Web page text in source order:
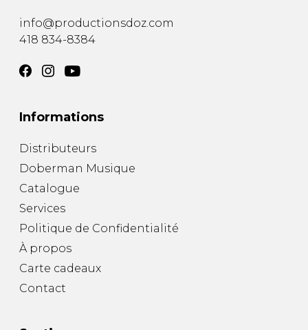
info@productionsdoz.com
418 834-8384
Informations
Distributeurs
Doberman Musique
Catalogue
Services
Politique de Confidentialité
À propos
Carte cadeaux
Contact